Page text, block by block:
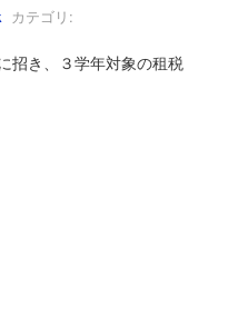
カテゴリ:
招き、３学年対象の租税